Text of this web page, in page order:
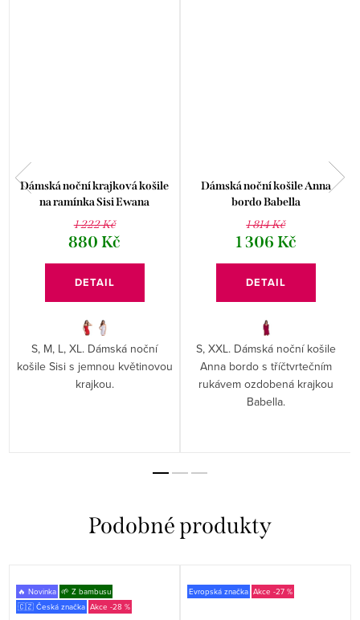
Dámská noční krajková košile
na ramínka Sisi Ewana
1 222 Kč
880 Kč
DETAIL
S, M, L, XL. Dámská noční
košile Sisi s jemnou květinovou
krajkou.
Dámská noční košile Anna
bordo Babella
1 814 Kč
1 306 Kč
DETAIL
S, XXL. Dámská noční košile
Anna bordo s tříčtvrtečním
rukávem ozdobená krajkou
Babella.
🔥 Novinka 🌱 Z bambusu
🇨🇿 Česká značka
-28 %
Evropská značka -27 %